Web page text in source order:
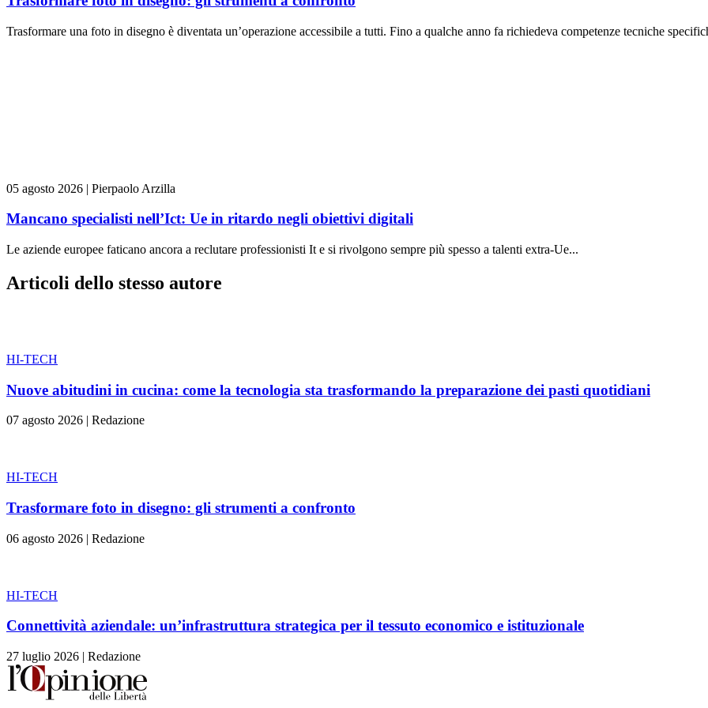
Trasformare una foto in disegno è diventata un’operazione accessibile a tutti. Fino a qualche anno fa richiedeva competenze tecniche
05 agosto 2026 | Pierpaolo Arzilla
Mancano specialisti nell’Ict: Ue in ritardo negli obiettivi digitali
Le aziende europee faticano ancora a reclutare professionisti It e si rivolgono sempre più spesso a talenti extra-Ue...
Articoli dello stesso autore
HI-TECH
Nuove abitudini in cucina: come la tecnologia sta trasformando la preparazione dei pasti quotidiani
07 agosto 2026 | Redazione
HI-TECH
Trasformare foto in disegno: gli strumenti a confronto
06 agosto 2026 | Redazione
HI-TECH
Connettività aziendale: un’infrastruttura strategica per il tessuto economico e istituzionale
27 luglio 2026 | Redazione